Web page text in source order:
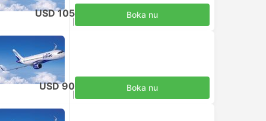
USD 105 Boka nu
USD 90 Boka nu